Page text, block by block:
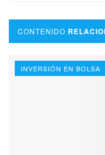
CONTENIDO
INVERSIÓN EN BOLSA